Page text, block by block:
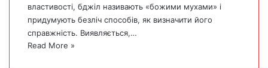
властивості, бджіл називають «божими мухами» і
придумують безліч способів, як визначити його
справжність. Виявляється,…
Read More »